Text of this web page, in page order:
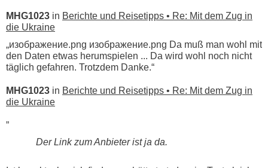
MHG1023 in Berichte und Reisetipps • Re: Mit dem Zug in
die Ukraine
„изображение.png изображение.png Da muß man wohl mit
den Daten etwas herumspielen ... Da wird wohl noch nicht
täglich gefahren. Trotzdem Danke.“
MHG1023 in Berichte und Reisetipps • Re: Mit dem Zug in
die Ukraine
„
Der Link zum Anbieter ist ja da.